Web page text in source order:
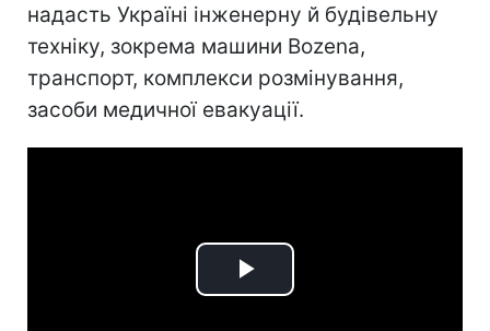
надасть Україні інженерну й будівельну
техніку, зокрема машини Bozena,
транспорт, комплекси розмінування,
засоби медичної евакуації.
Play